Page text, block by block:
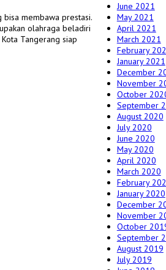
membawa prestasi.
olahraga beladiri
Tangerang siap
June 2021
May 2021
April 2021
March 2021
February
January 2021
December
November
October
September
August 2020
July 2020
June 2020
May 2020
April 2020
March 2020
February
January 2020
December
November
October
September
August 2019
July 2019